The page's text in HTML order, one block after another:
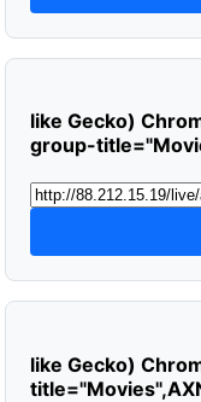
like Gecko)
group-
like Gecko)